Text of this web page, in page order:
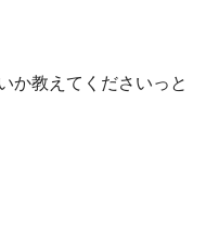
か教えてくださいっと